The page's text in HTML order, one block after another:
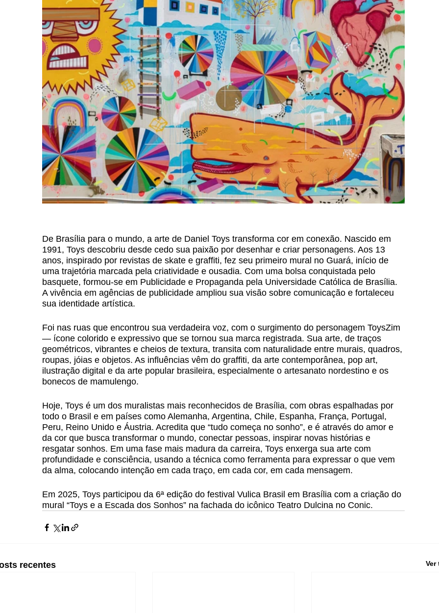
De Brasília para o mundo, a arte de Daniel Toys transforma cor em conexão. Nascido em
1991, Toys descobriu desde cedo sua paixão por desenhar e criar personagens. Aos 13
anos, inspirado por revistas de skate e graffiti, fez seu primeiro mural no Guará, início de
uma trajetória marcada pela criatividade e ousadia. Com uma bolsa conquistada pelo
basquete, formou-se em Publicidade e Propaganda pela Universidade Católica de Brasília.
A vivência em agências de publicidade ampliou sua visão sobre comunicação e fortaleceu
sua identidade artística.
Foi nas ruas que encontrou sua verdadeira voz, com o surgimento do personagem ToysZim
— ícone colorido e expressivo que se tornou sua marca registrada. Sua arte, de traços
geométricos, vibrantes e cheios de textura, transita com naturalidade entre murais, quadros,
roupas, jóias e objetos. As influências vêm do graffiti, da arte contemporânea, pop art,
ilustração digital e da arte popular brasileira, especialmente o artesanato nordestino e os
bonecos de mamulengo.
Hoje, Toys é um dos muralistas mais reconhecidos de Brasília, com obras espalhadas por
todo o Brasil e em países como Alemanha, Argentina, Chile, Espanha, França, Portugal,
Peru, Reino Unido e Áustria. Acredita que “tudo começa no sonho”, e é através do amor e
da cor que busca transformar o mundo, conectar pessoas, inspirar novas histórias e
resgatar sonhos. Em uma fase mais madura da carreira, Toys enxerga sua arte com
profundidade e consciência, usando a técnica como ferramenta para expressar o que vem
da alma, colocando intenção em cada traço, em cada cor, em cada mensagem.
Em 2025, Toys participou da 6ª edição do festival Vulica Brasil em Brasília com a criação do
mural “Toys e a Escada dos Sonhos” na fachada do icônico Teatro Dulcina no Conic.
recentes Ver